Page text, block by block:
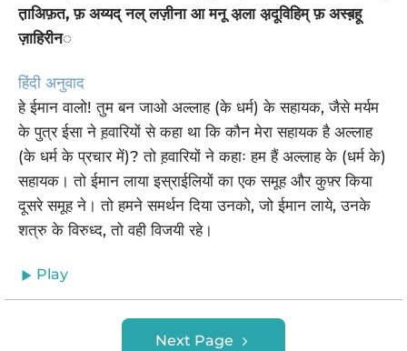
त़ाअिफ़त, फ़ अय्यद् नल् लज़ीना आ मनू अ़ला अ़दूविहिम् फ़ अस्ब़हू
ज़ाहिरीन◌
हिंदी अनुवाद
हे ईमान वालो! तुम बन जाओ अल्लाह (के धर्म) के सहायक, जैसे मर्यम
के पुत्र ईसा ने ह़वारियों से कहा था कि कौन मेरा सहायक है अल्लाह
(के धर्म के प्रचार में)? तो ह़वारियों ने कहाः हम हैं अल्लाह के (धर्म के)
सहायक। तो ईमान लाया इस्राईलियों का एक समूह और कुफ़्र किया
दूसरे समूह ने। तो हमने समर्थन दिया उनको, जो ईमान लाये, उनके
शत्रु के विरुध्द, तो वही विजयी रहे।
Play
Next Page